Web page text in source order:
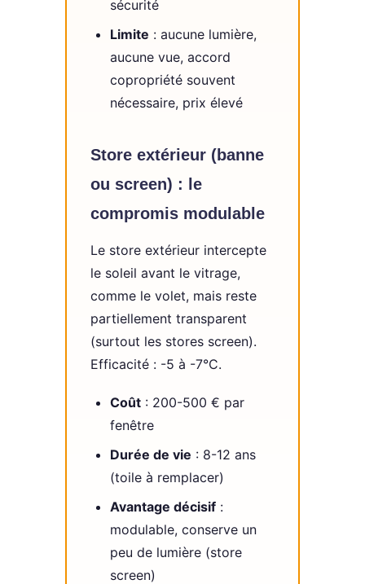
sécurité
Limite : aucune lumière,
aucune vue, accord
copropriété souvent
nécessaire, prix élevé
Store extérieur (banne
ou screen) : le
compromis modulable
Le store extérieur intercepte
le soleil avant le vitrage,
comme le volet, mais reste
partiellement transparent
(surtout les stores screen).
Efficacité : -5 à -7°C.
Coût: 200-500 € par
fenêtre
Durée de vie : 8-12 ans
(toile à remplacer)
Avantage décisif:
modulable, conserve un
peu de lumière (store
screen)